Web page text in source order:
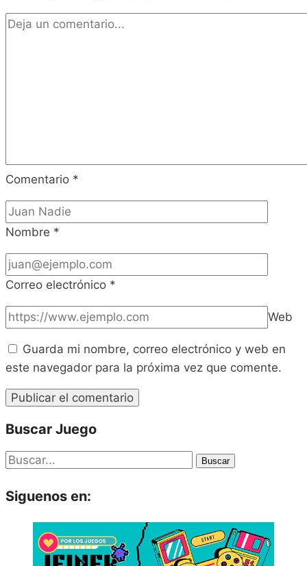
Comentario *
Nombre *
Correo electrónico *
Web
Guarda mi nombre, correo electrónico y web en
este navegador para la próxima vez que comente.
Buscar Juego
Buscar
Siguenos en: